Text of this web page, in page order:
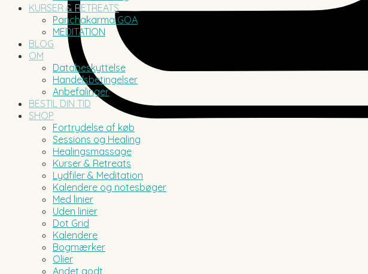
KURSER & RETREATS
Panchakarma GOA
MEDITATION
BLOG
OM
Databeskyttelse
Handelsbetingelser
Anbefalinger
BESTIL DIN TID
SHOP
Fortrydelse af køb
Sessions og Healing
Healingsmassage
Kurser & Retreats
Lydfiler & Meditation
Kalendere og notesbøger
Med linier
Uden linier
Dot Grid
Kalendere
Bogmærker
Olier
Andet godt